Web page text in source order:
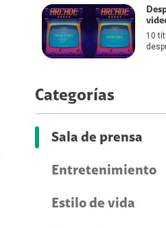
10
Categorías
Sala de prensa
Entretenimiento
Estilo de vida